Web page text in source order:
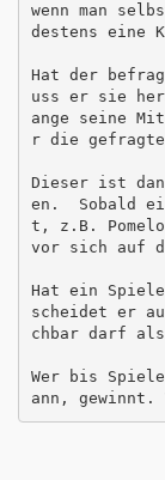
wenn man
destens eine
Hat der
uss er sie
ange seine
r die
Dieser ist
en.  Sobald
t, z.B.
vor sich auf
Hat ein
scheidet er
chbar darf
Wer bis
ann, gewinnt.